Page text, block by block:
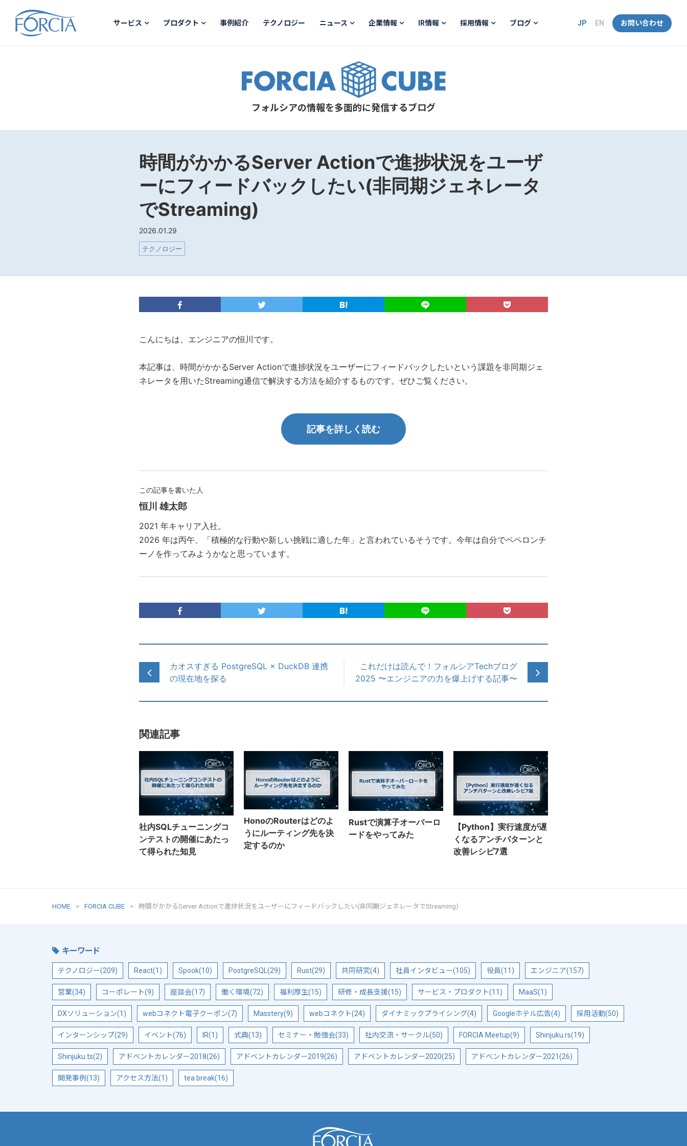
サービス プロダクト 事例紹介 テクノロジー ニュース 企業情報 IR情報 採用情報 ブログ JP EN お問い合わせ
フォルシアの情報を多面的に発信するブログ
時間がかかるServer Actionで進捗状況をユーザ
ーにフィードバックしたい(非同期ジェネレータ
でStreaming)
2026.01.29
テクノロジー
こんにちは、エンジニアの恒川です。
本記事は、時間がかかるServer Actionで進捗状況をユーザーにフィードバックしたいという課題を非同期ジェ
ネレータを用いたStreaming通信で解決する方法を紹介するものです。ぜひご覧ください。
記事を詳しく読む
この記事を書いた人
恒川 雄太郎
2021 年キャリア入社。
2026 年は丙午、「積極的な行動や新しい挑戦に適した年」と言われているそうです。今年は自分でペペロンチ
ーノを作ってみようかなと思っています。
カオスすぎる PostgreSQL × DuckDB 連携
の現在地を探る
これだけは読んで！フォルシアTechブログ
2025 〜エンジニアの力を爆上げする記事〜
関連記事
社内SQLチューニングコ
ンテストの開催にあたっ
て得られた知見
HonoのRouterはどのよ
うにルーティング先を決
定するのか
Rustで演算子オーバーロ
ードをやってみた
【Python】実行速度が遅
くなるアンチパターンと
改善レシピ7選
HOME FORCIA CUBE 時間がかかるServer Actionで進捗状況をユーザーにフィードバックしたい(非同期ジェネレータでStreaming)
キーワード
テクノロジー(209) React(1) Spook(10) PostgreSQL(29) Rust(29) 共同研究(4) 社員インタビュー(105) 役員(11) エンジニア(157)
営業(34) コーポレート(9) 座談会(17) 働く環境(72) 福利厚生(15) 研修・成長支援(15) サービス・プロダクト(11) MaaS(1)
DXソリューション(1) webコネクト電子クーポン(7) Masstery(9) webコネクト(24) ダイナミックプライシング(4) Googleホテル広告(4) 採用活動(50)
インターンシップ(29) イベント(76) IR(1) 式典(13) セミナー・勉強会(33) 社内交流・サークル(50) FORCIA Meetup(9) Shinjuku.rs(19)
Shinjuku.ts(2) アドベントカレンダー2018(26) アドベントカレンダー2019(26) アドベントカレンダー2020(25) アドベントカレンダー2021(26)
開発事例(13) アクセス方法(1) tea break(16)